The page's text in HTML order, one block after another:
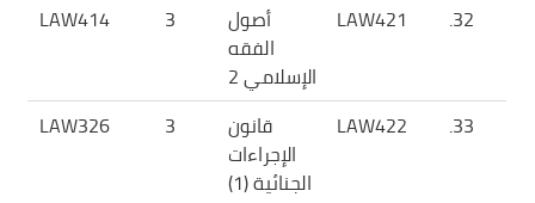
32.
LAW421
أصول
الفقه
الإسلامي 2
3
LAW414
33.
LAW422
قانون
الإجراءات
الجنائية (1)
3
LAW326